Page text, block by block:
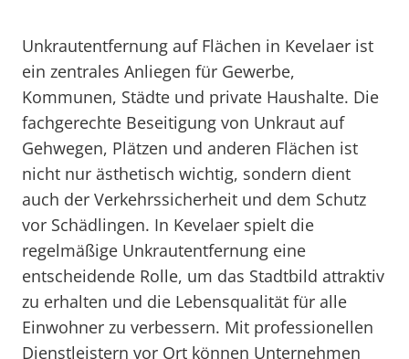
Unkrautentfernung auf Flächen in Kevelaer ist
ein zentrales Anliegen für Gewerbe,
Kommunen, Städte und private Haushalte. Die
fachgerechte Beseitigung von Unkraut auf
Gehwegen, Plätzen und anderen Flächen ist
nicht nur ästhetisch wichtig, sondern dient
auch der Verkehrssicherheit und dem Schutz
vor Schädlingen. In Kevelaer spielt die
regelmäßige Unkrautentfernung eine
entscheidende Rolle, um das Stadtbild attraktiv
zu erhalten und die Lebensqualität für alle
Einwohner zu verbessern. Mit professionellen
Dienstleistern vor Ort können Unternehmen